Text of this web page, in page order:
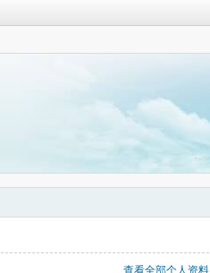
查看全部个人资料